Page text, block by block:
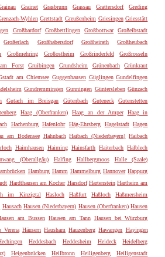
Grainet Grasbrunn Grassau Grattersdorf
Greding
Wyhlen Grettstadt Greußenheim Griesingen Griesstätt
Großbardorf Großbettlingen Großbottwar
Großeibstadt
Großerlach Großhabersdorf Großheirath
Großheubach
Großmehring Großostheim Großrinderfeld
Großrosseln
Forst Gruibingen Grundsheim Grünenbach
Grünkraut
am Chiemsee Guggenhausen Güglingen Gundelfingen
Gundremmingen Gunningen Güntersleben Günzach
Gutach im Breisgau Gütenbach Guteneck
Gutenstetten
Haag (Oberfranken) Haag an der Amper
Haag in
Hachenburg Hafenlohr Häg-Ehrsberg Hagelstadt
Hagen
am Bodensee Hahnbach Haibach (Niederbayern) Haibach
Haimhausen Haiming Hainsfarth Haiterbach Halblech
(Oberallgäu) Halfing Hallbergmoos
Halle (Saale)
Hamburg Hamm Hammelburg Hannover Happurg
Hardthausen am Kocher Harsdorf Hartenstein Hartheim am
im Kinzigtal Hasloch Haßfurt Haßloch
Haßmersheim
Hausach Hausen (Niederbayern) Hausen (Oberfranken) Hausen
am Bussen Hausen am Tann Hausen bei Würzburg
Verena Häusern Hausham Hauzenberg Hawangen Hayingen
Heddesbach Heddesheim Heideck
Heidelberg
Heigenbrücken Heilbronn Heiligenberg
Heiligenstadt